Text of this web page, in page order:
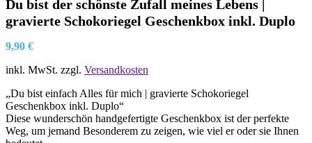
Du bist der schönste Zufall meines Lebens |
gravierte Schokoriegel Geschenkbox inkl. Duplo
9,90 €
inkl. MwSt. zzgl. Versandkosten
„Du bist einfach Alles für mich | gravierte Schokoriegel
Geschenkbox inkl. Duplo“
Diese wunderschön handgefertigte Geschenkbox ist der perfekte
Weg, um jemand Besonderem zu zeigen, wie viel er oder sie Ihnen